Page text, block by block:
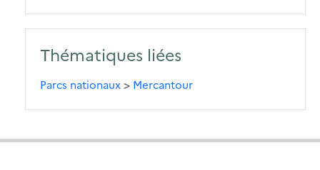
Thématiques liées
Parcs nationaux> Mercantour